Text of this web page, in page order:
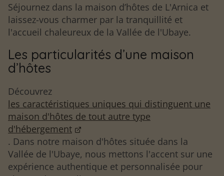
Séjournez dans la maison d’hôtes de L'Arnica et
laissez-vous charmer par la tranquillité et
l'accueil chaleureux de la Vallée de l'Ubaye.
Les particularités d’une maison
d’hôtes
Découvrez
les caractéristiques uniques qui distinguent une
maison d'hôtes de tout autre type
d'hébergement
. Dans notre maison d'hôtes située dans la
Vallée de l'Ubaye, nous mettons l'accent sur une
expérience authentique et personnalisée pour